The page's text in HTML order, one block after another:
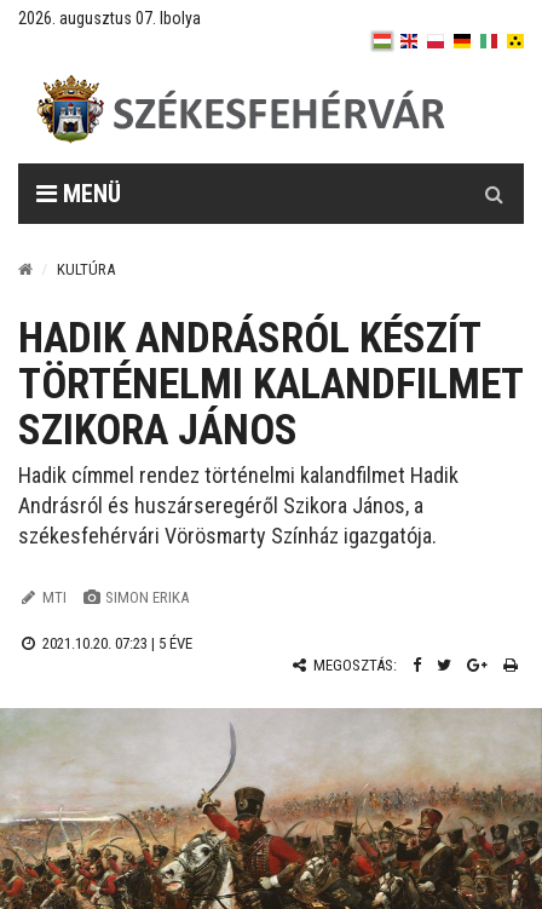
2026. augusztus 07. Ibolya
MENÜ
KULTÚRA
HADIK ANDRÁSRÓL KÉSZÍT
TÖRTÉNELMI KALANDFILMET
SZIKORA JÁNOS
Hadik címmel rendez történelmi kalandfilmet Hadik
Andrásról és huszárseregéről Szikora János, a
székesfehérvári Vörösmarty Színház igazgatója.
MTI SIMON ERIKA
2021.10.20. 07:23 | 5 ÉVE
MEGOSZTÁS: